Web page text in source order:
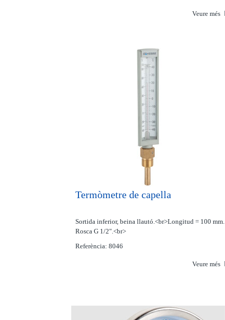
Veure més
Termòmetre de capella
Sortida inferior, beina llautó.<br>Longitud = 100 mm.
Rosca G 1/2".<br>
Referència: 8046
Veure més